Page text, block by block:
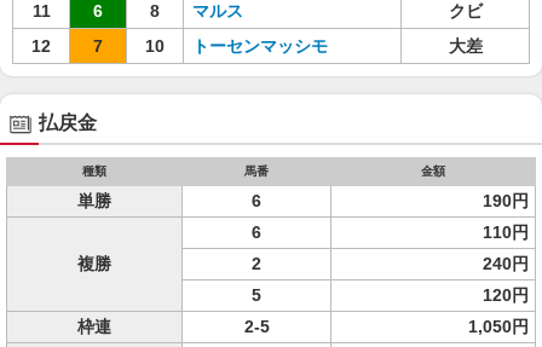
11
6 8 マルス
クビ
12
7 10 トーセンマッシモ 大差
払戻金
種類 馬番 金額
単勝 6 190円
複勝
6
110円
2
240円
5
120円
枠連
2-5
1,050円